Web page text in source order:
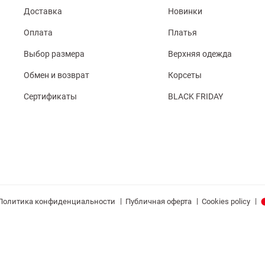
Доставка
Оплата
Выбор размера
Обмен и возврат
Сертификаты
Новинки
Платья
Верхняя одежда
Корсеты
BLACK FRIDAY
конфиденциальности | Публичная оферта | Cookies policy |